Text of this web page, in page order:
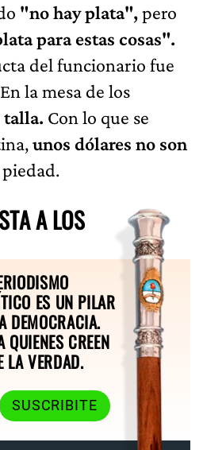
"no hay plata",pero
para estas cosas".
del funcionario fue
la mesa de los
talla. Con lo que se
unos dólares no son
A LOS
ES UN PILAR
DEMOCRACIA.
QUIENES CREEN
LA VERDAD.
SUSCRIBITE